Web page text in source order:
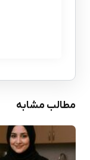
مطالب مشابه